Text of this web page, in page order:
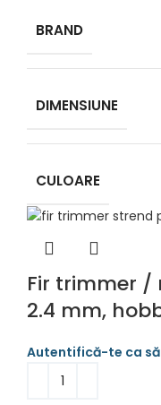
BRAND
DIMENSIUNE
CULOARE
Fir trimmer /
2.4 mm,